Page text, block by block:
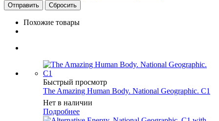
Сбросить
Похожие товары
Быстрый просмотр
The Amazing Human Body. National Geographic. C1
Нет в наличии
Подробнее